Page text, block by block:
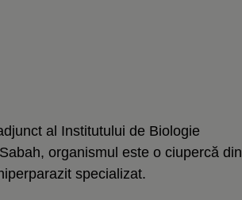
al Institutului de Biologie
organismul este o ciupercă din
specializat.